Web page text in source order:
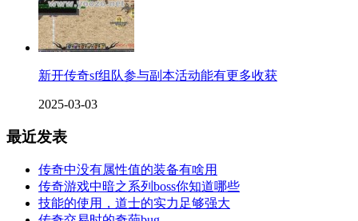
新开传奇sf组队参与副本活动能有更多收获
2025-03-03
最近发表
传奇中没有属性值的装备有啥用
传奇游戏中暗之系列boss你知道哪些
技能的使用，道士的实力足够强大